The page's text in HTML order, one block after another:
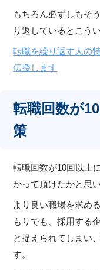
もちろん必ずしもそ
り返しているとこう
転職を繰り返す人の
伝授します
転職回数が
策
転職回数が10回以上
かって頂けたかと思い
より良い職場を求め
もりでも、採用する
と捉えられてしまい
す。